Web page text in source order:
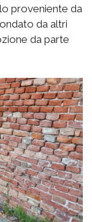
proveniente da
da altri
da parte